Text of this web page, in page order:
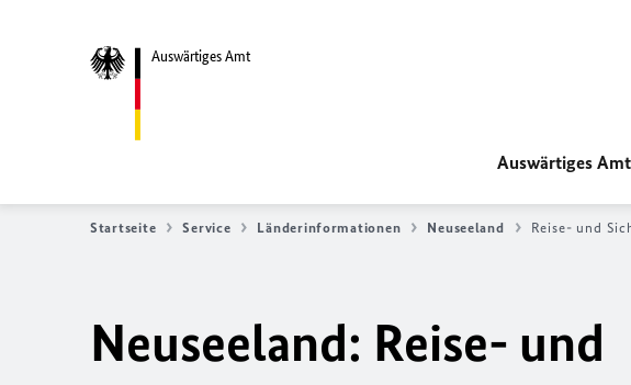
Auswärtiges Amt
Auswärtiges Amt
Startseite Service Länderinformationen Neuseeland Reise- und
Neuseeland: Reise- und